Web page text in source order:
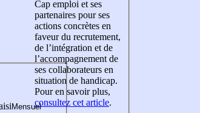
Cap emploi et ses
partenaires pour ses
actions concrètes en
faveur du recrutement,
de l’intégration et de
l’accompagnement de
ses collaborateurs en
situation de handicap.
Pour en savoir plus,
consultez cet article.